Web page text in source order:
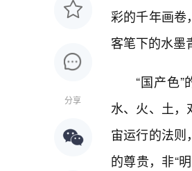
分享
彩的千年画卷
客笔下的水墨
“国产色
水、火、土，
宙运行的法则
的尊贵，非“